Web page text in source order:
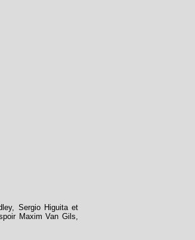
Sergio Higuita et
Maxim Van Gils,